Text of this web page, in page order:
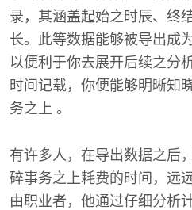
录，其涵盖起始之时辰、终
长。此等数据能够被导出成
以便利于你去展开后续之分
时间记载，你便能够明晰知
务之上 。
有许多人，在导出数据之后
碎事务之上耗费的时间，远
由职业者，他通过仔细分析